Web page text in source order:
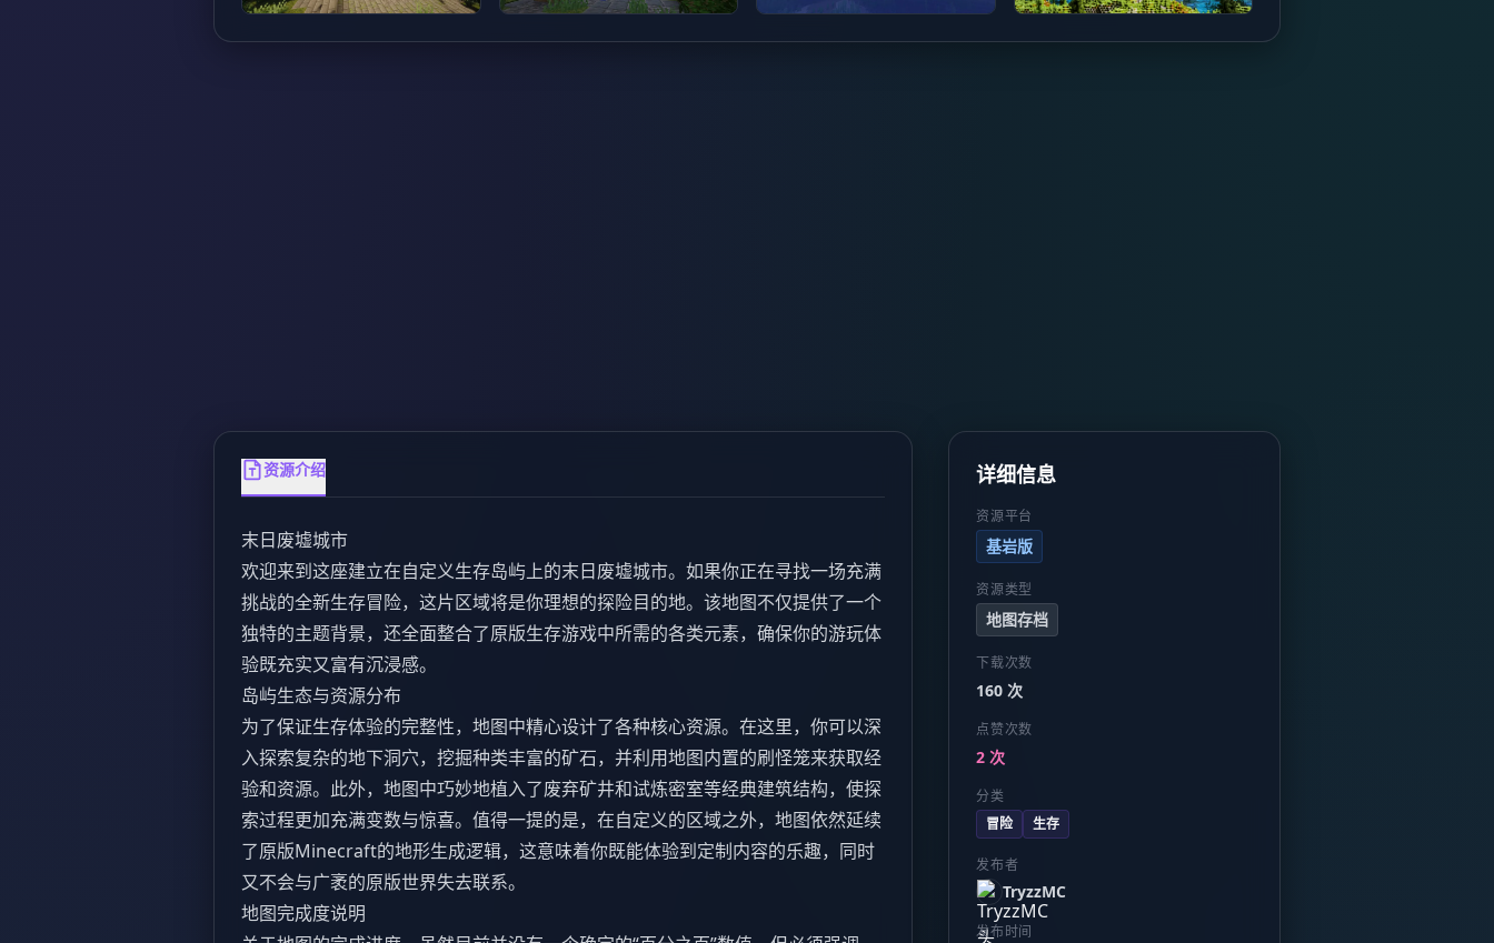
资源介绍
末日废墟城市
欢迎来到这座建立在自定义生存岛屿上的末日废墟城市。如果你正在寻找一场充满
挑战的全新生存冒险，这片区域将是你理想的探险目的地。该地图不仅提供了一个
独特的主题背景，还全面整合了原版生存游戏中所需的各类元素，确保你的游玩体
验既充实又富有沉浸感。
岛屿生态与资源分布
为了保证生存体验的完整性，地图中精心设计了各种核心资源。在这里，你可以深
入探索复杂的地下洞穴，挖掘种类丰富的矿石，并利用地图内置的刷怪笼来获取经
验和资源。此外，地图中巧妙地植入了废弃矿井和试炼密室等经典建筑结构，使探
索过程更加充满变数与惊喜。值得一提的是，在自定义的区域之外，地图依然延续
了原版Minecraft的地形生成逻辑，这意味着你既能体验到定制内容的乐趣，同时
又不会与广袤的原版世界失去联系。
地图完成度说明
详细信息
资源平台
基岩版
资源类型
地图存档
下载次数
160 次
点赞次数
2 次
分类
冒险
生存
发布者
TryzzMC
发布时间